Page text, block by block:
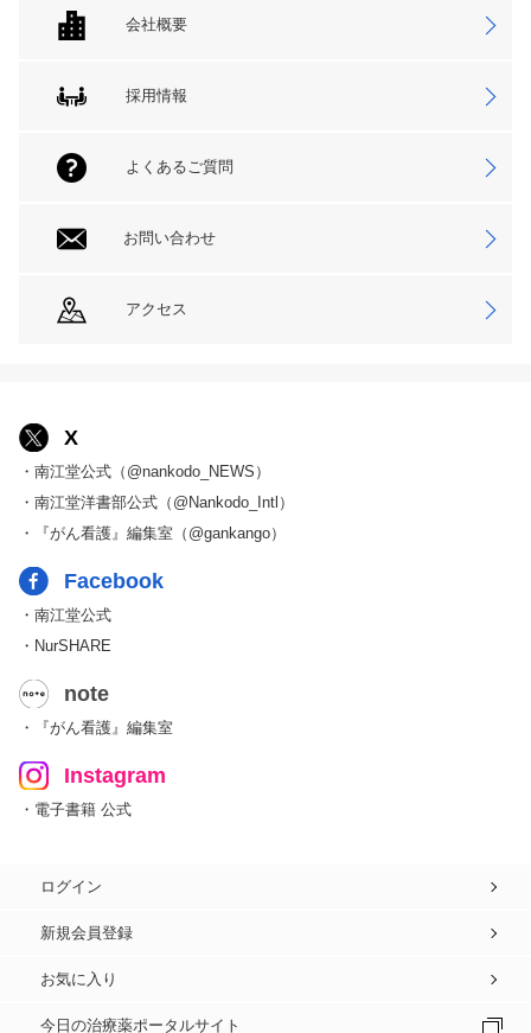
会社概要
採用情報
よくあるご質問
お問い合わせ
アクセス
X
・南江堂公式（@nankodo_NEWS）
・南江堂洋書部公式（@Nankodo_Intl）
・『がん看護』編集室（@gankango）
Facebook
・南江堂公式
・NurSHARE
note
・『がん看護』編集室
Instagram
・電子書籍 公式
ログイン
新規会員登録
お気に入り
今日の治療薬ポータルサイト